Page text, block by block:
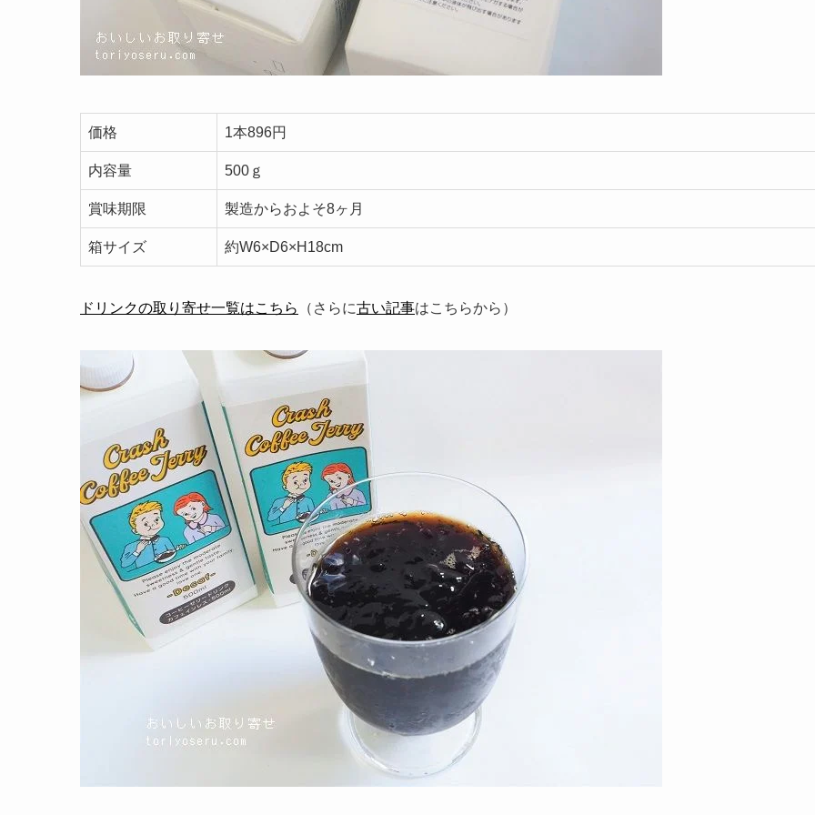
価格 1本896円
内容量 500ｇ
賞味期限 製造からおよそ8ヶ月
箱サイズ 約W6×D6×H18cm
ドリンクの取り寄せ一覧はこちら （さらに古い記事はこちらから）